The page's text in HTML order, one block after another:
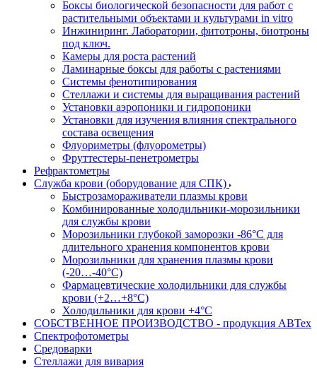
Боксы биологической безопасности для работ с
растительными объектами и культурами in vitro
Инжиниринг. Лаборатории, фитотроны, биотроны
под ключ.
Камеры для роста растений
Ламинарные боксы для работы с растениями
Системы фенотипирования
Стеллажи и системы для выращивания растений
Установки аэропоники и гидропоники
Установки для изучения влияния спектрального
состава освещения
Флуориметры (флуорометры)
Фруттестеры-пенетрометры
Рефрактометры
Служба крови (оборудование для СПК)
Быстрозамораживатели плазмы крови
Комбинированные холодильники-морозильники
для службы крови
Морозильники глубокой заморозки -86°С для
длительного хранения компонентов крови
Морозильники для хранения плазмы крови
(-20…-40°С)
Фармацевтические холодильники для службы
крови (+2…+8°С)
Холодильники для крови +4°С
СОБСТВЕННОЕ ПРОИЗВОДСТВО - продукция АВТех
Спектрофотометры
Средоварки
Стеллажи для вивария